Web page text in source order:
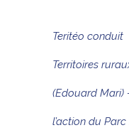
Teritéo
Territoires
(Edouard Mari)
l’action du